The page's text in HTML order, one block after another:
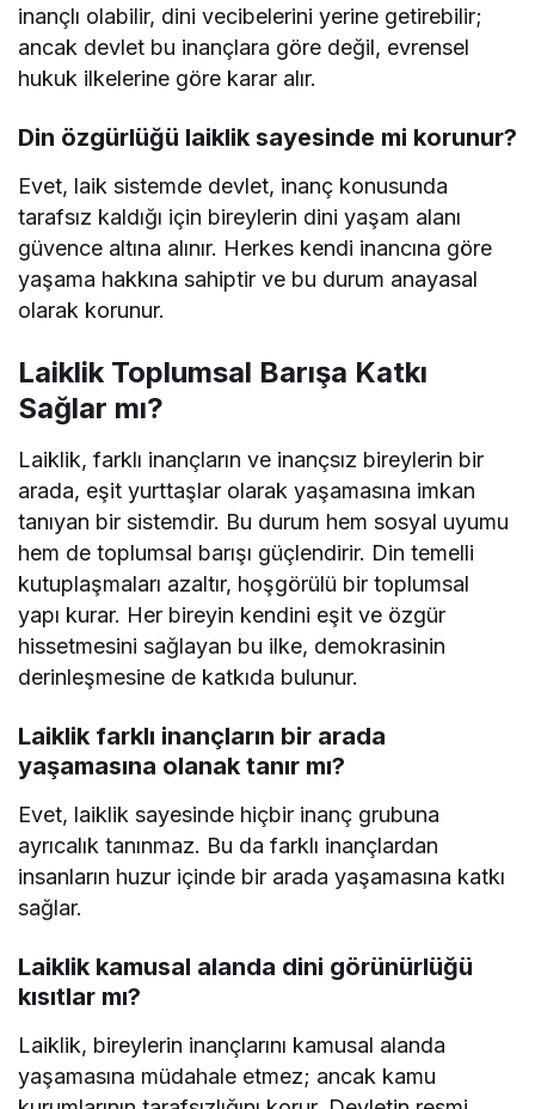
inançlı olabilir, dini vecibelerini yerine getirebilir;
ancak devlet bu inançlara göre değil, evrensel
hukuk ilkelerine göre karar alır.
Din özgürlüğü laiklik sayesinde mi korunur?
Evet, laik sistemde devlet, inanç konusunda
tarafsız kaldığı için bireylerin dini yaşam alanı
güvence altına alınır. Herkes kendi inancına göre
yaşama hakkına sahiptir ve bu durum anayasal
olarak korunur.
Laiklik Toplumsal Barışa Katkı
Sağlar mı?
Laiklik, farklı inançların ve inançsız bireylerin bir
arada, eşit yurttaşlar olarak yaşamasına imkan
tanıyan bir sistemdir. Bu durum hem sosyal uyumu
hem de toplumsal barışı güçlendirir. Din temelli
kutuplaşmaları azaltır, hoşgörülü bir toplumsal
yapı kurar. Her bireyin kendini eşit ve özgür
hissetmesini sağlayan bu ilke, demokrasinin
derinleşmesine de katkıda bulunur.
Laiklik farklı inançların bir arada
yaşamasına olanak tanır mı?
Evet, laiklik sayesinde hiçbir inanç grubuna
ayrıcalık tanınmaz. Bu da farklı inançlardan
insanların huzur içinde bir arada yaşamasına katkı
sağlar.
Laiklik kamusal alanda dini görünürlüğü
kısıtlar mı?
Laiklik, bireylerin inançlarını kamusal alanda
yaşamasına müdahale etmez; ancak kamu